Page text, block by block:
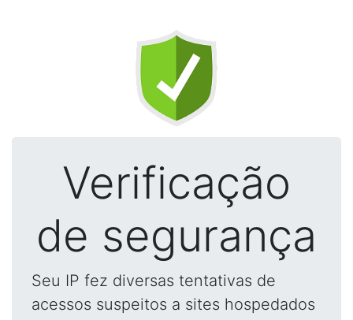
Verificação
de segurança
Seu IP fez diversas tentativas de
acessos suspeitos a sites hospedados